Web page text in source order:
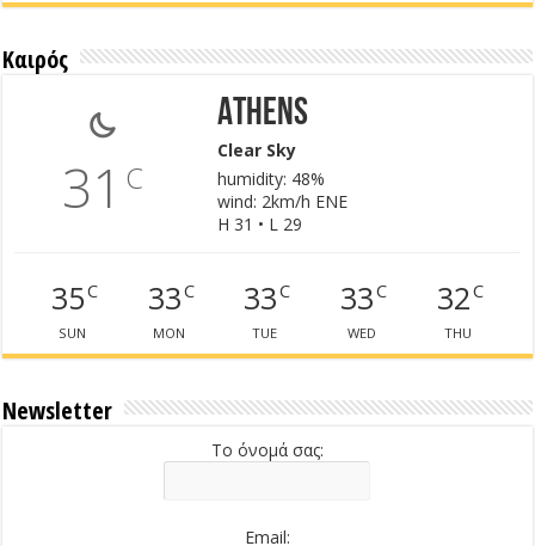
Καιρός
31 C
Athens
Clear Sky
humidity: 48%
wind: 2km/h ENE
H 31 • L 29
35C
SUN
33C
MON
33C
TUE
33C
WED
32C
THU
Newsletter
Το όνομά σας:
Email: